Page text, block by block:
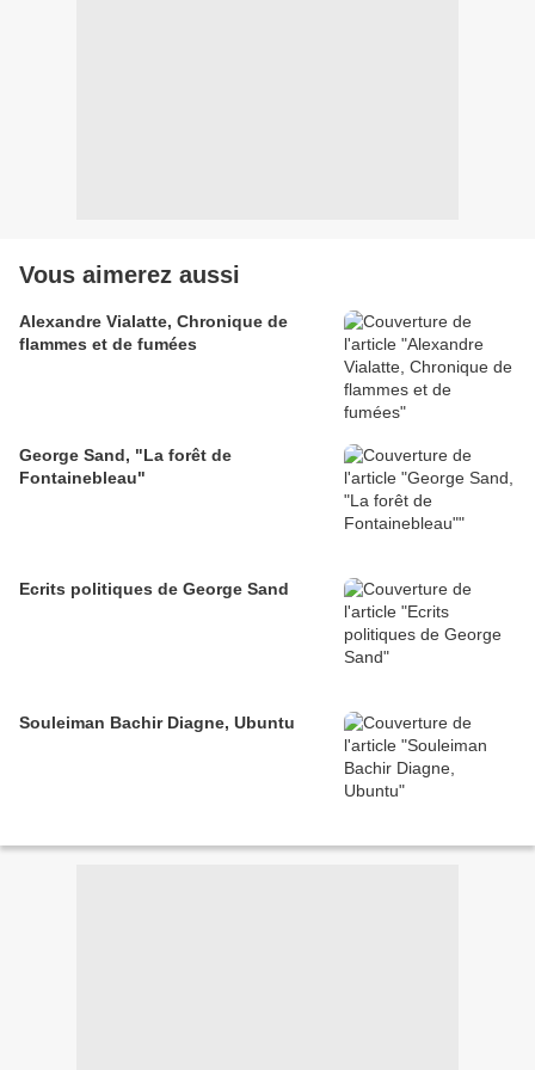
Vous aimerez aussi
Alexandre Vialatte, Chronique de
flammes et de fumées
George Sand, "La forêt de
Fontainebleau"
Ecrits politiques de George Sand
Souleiman Bachir Diagne, Ubuntu